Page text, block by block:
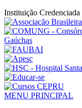
Instituição Credenciada
MENU PRINCIPAL